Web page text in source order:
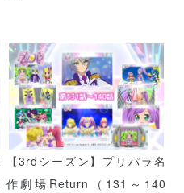
【3rdシーズン】プリパラ名
作劇場Return（131～140